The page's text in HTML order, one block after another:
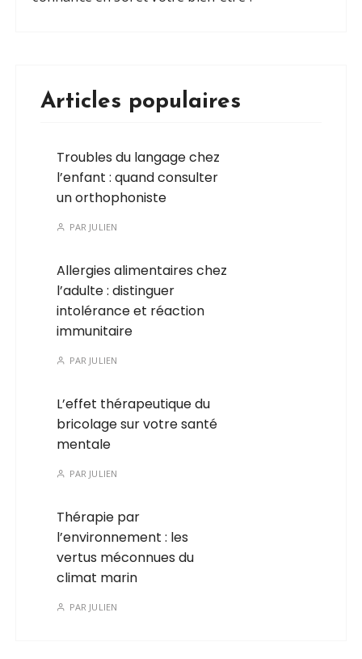
Articles populaires
Troubles du langage chez
l’enfant : quand consulter
un orthophoniste
PAR JULIEN
Allergies alimentaires chez
l’adulte : distinguer
intolérance et réaction
immunitaire
PAR JULIEN
L’effet thérapeutique du
bricolage sur votre santé
mentale
PAR JULIEN
Thérapie par
l’environnement : les
vertus méconnues du
climat marin
PAR JULIEN